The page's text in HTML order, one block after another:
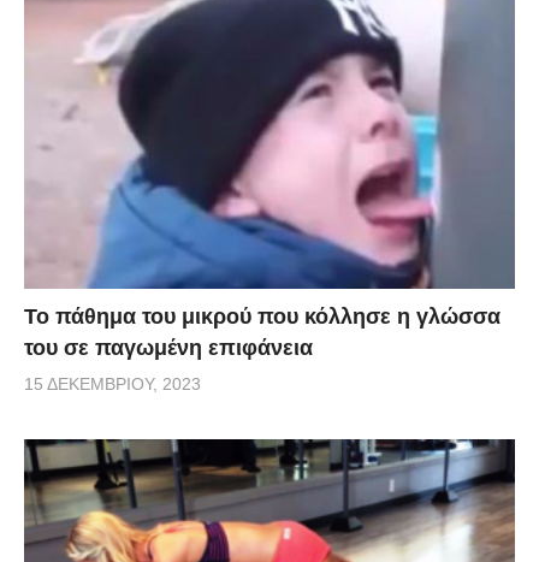
Το πάθημα του μικρού που κόλλησε η γλώσσα
του σε παγωμένη επιφάνεια
15 ΔΕΚΕΜΒΡΊΟΥ, 2023